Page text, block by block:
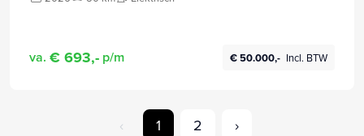
va. € 693,- p/m € 50.000,- Incl. BTW
‹ 1 2 ›